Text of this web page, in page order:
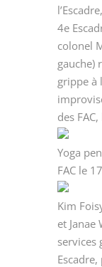
4e
colonel
gauche)
grippe à
des
Yoga
FAC le
Kim
et Janae
services